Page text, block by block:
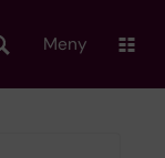
Meny